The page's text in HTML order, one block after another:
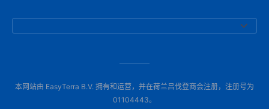
本网站由 EasyTerra B.V. 拥有和运营，并在荷兰吕伐登商会注册，注册号为
01104443。